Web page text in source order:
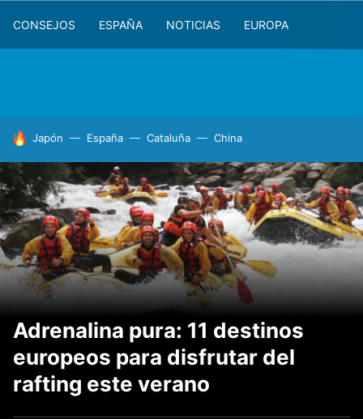
CONSEJOS ESPAÑA NOTICIAS EUROPA
HOY SE HABLA DE
Japón España Cataluña China
Adrenalina pura: 11 destinos
europeos para disfrutar del
rafting este verano